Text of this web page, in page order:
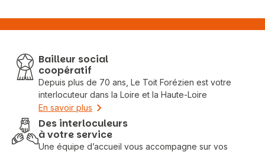
Bailleur social
coopératif
Depuis plus de 70 ans, Le Toit Forézien est votre
interlocuteur dans la Loire et la Haute-Loire
En savoir plus
Des interloculeurs
à votre service
Une équipe d’accueil vous accompagne sur vos